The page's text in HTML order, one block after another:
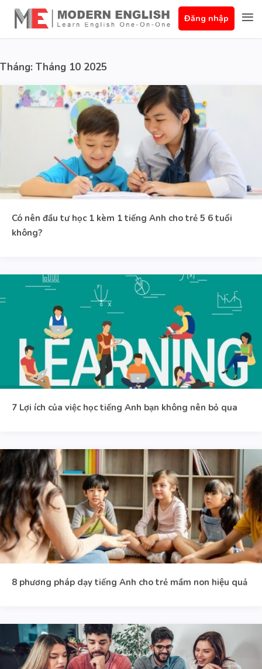
Đăng nhập
Tháng: Tháng 10 2025
Có nên đầu tư học 1 kèm 1 tiếng Anh cho trẻ 5 6 tuổi
không?
7 Lợi ích của việc học tiếng Anh bạn không nên bỏ qua
8 phương pháp dạy tiếng Anh cho trẻ mầm non hiệu quả